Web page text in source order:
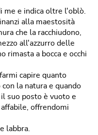
me e indica oltre l'oblò.
alla maestosità
che la racchiudono,
all'azzurro delle
rimasta a bocca e occhi
capire quanto
la natura e quando
suo posto è vuoto e
offrendomi
labbra.